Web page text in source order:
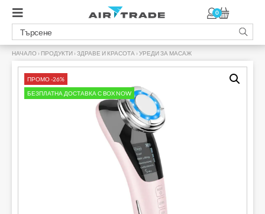
0
НАЧАЛО › ПРОДУКТИ ›ЗДРАВЕ И КРАСОТА ›УРЕДИ ЗА МАСАЖ
ПРОМО -26%
БЕЗПЛАТНА ДОСТАВКА С BOX NOW